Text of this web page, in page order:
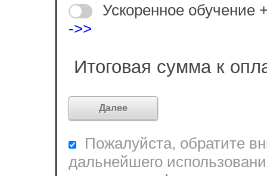
Ускоренное обучение
->>
Итоговая сумма к
Пожалуйста, обратите
дальнейшего